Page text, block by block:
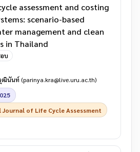
assessment and costing
scenario-based
management and clean
in Thailand
บ
ฒินันท์ (parinya.kra@live.uru.ac.th)
of Life Cycle Assessment